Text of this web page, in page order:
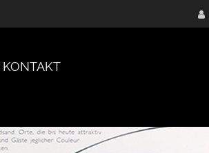
KONTAKT